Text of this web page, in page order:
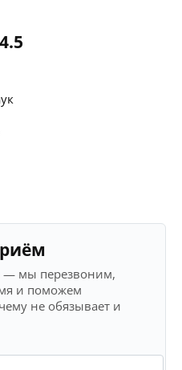
4.5
— мы перезвоним,
и поможем
не обязывает и